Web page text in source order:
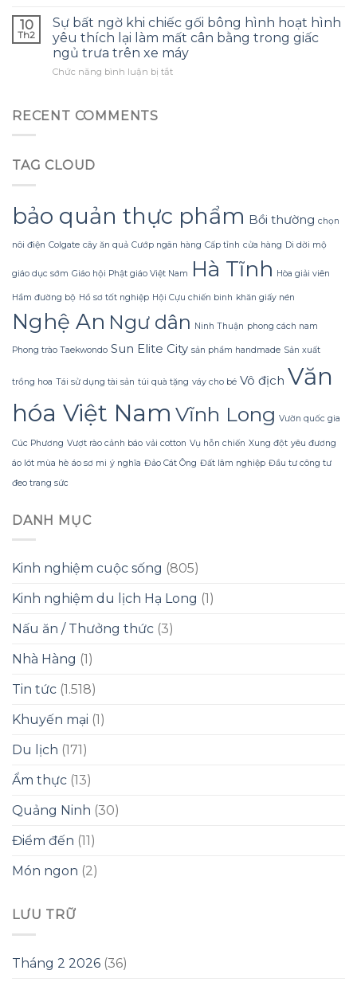
nhỏ
mà
hầu
hết
người
như
kỳ
vọng
sau
năm
“ngon
nhẹ”
và
cảm
giác
khẩu
ẩm
vừa
phải
là
yếu
không
vỡ
10
Th2
Sự bất ngờ khi chiếc gối bông hình hoạt hình
yêu thích lại làm mất cân bằng trong giấc
ngủ trưa trên xe máy
Chức năng bình luận bị tắtở
yêu
lại
mất
bằng
trong
giấc
trưa
xe
RECENT COMMENTS
TAG CLOUD
bảo quản thực phẩm Bồi thường chọn
nôi điện Colgate cây ăn quả Cướp ngân hàng Cấp tỉnh cửa hàng Di dời mộ
giáo dục sớm Giáo hội Phật giáo Việt Nam Hà Tĩnh Hòa giải viên
Hầm đường bộ Hồ sơ tốt nghiệp Hội Cựu chiến binh khăn giấy nén
Nghệ An Ngư dân Ninh Thuận phong cách nam
Phong trào Taekwondo Sun Elite City sản phẩm handmade Sản xuất
trồng hoa Tái sử dụng tài sản túi quà tặng váy cho bé Vô địch Văn
hóa Việt Nam Vĩnh Long Vườn quốc gia
Cúc Phương Vượt rào cảnh báo vải cotton Vụ hỗn chiến Xung đột yêu đương
áo lót mùa hè áo sơ mi ý nghĩa Đảo Cát Ông Đất lâm nghiệp Đầu tư công tư
đeo trang sức
DANH MỤC
Kinh nghiệm cuộc sống (805)
Kinh nghiệm du lịch Hạ Long (1)
Nấu ăn / Thưởng thức (3)
Nhà Hàng (1)
Tin tức (1.518)
Khuyến mại (1)
Du lịch (171)
Ẩm thực (13)
Quảng Ninh (30)
Điểm đến (11)
Món ngon (2)
LƯU TRỮ
Tháng 2 2026 (36)